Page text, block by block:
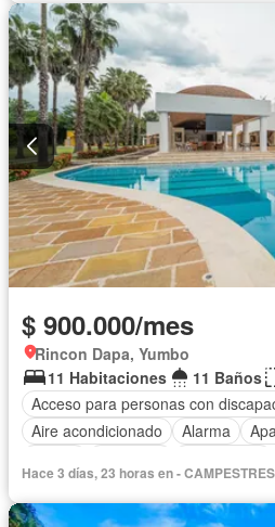
Cuarto de servicio
Depósito
Gimnasio
Internet
Piscina
Vigilante Sauna
Tanque de agua
Terraza Vista
Permite mascotas
Permite niños
$ 900.000/mes
Rincon Dapa, Yumbo
11 Habitaciones
11 Baños
Acceso para personas con
Aire acondicionado
Alarma
Chimenea
Cocina amoblada
Cuarto de servicio
Depósito
Hace 3 días, 23 horas en -